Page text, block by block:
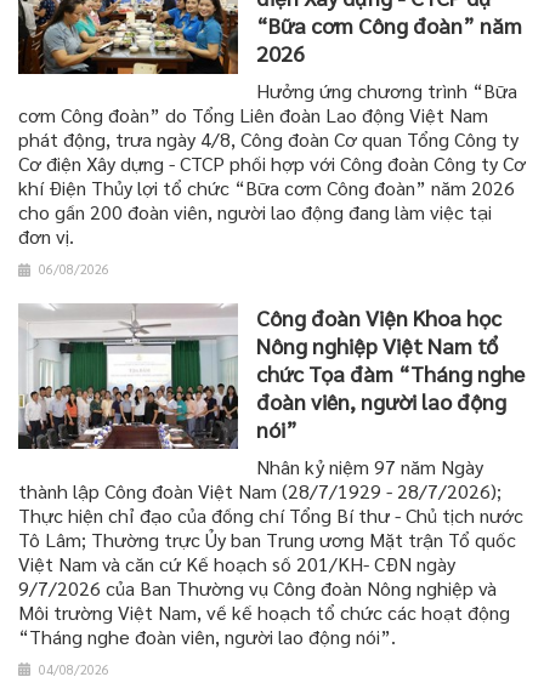
“Bữa cơm Công đoàn” năm
2026
Hưởng ứng chương trình “Bữa
cơm Công đoàn” do Tổng Liên đoàn Lao động Việt Nam
phát động, trưa ngày 4/8, Công đoàn Cơ quan Tổng Công ty
Cơ điện Xây dựng - CTCP phối hợp với Công đoàn Công ty Cơ
khí Điện Thủy lợi tổ chức “Bữa cơm Công đoàn” năm 2026
cho gần 200 đoàn viên, người lao động đang làm việc tại
đơn vị.
06/08/2026
Công đoàn Viện Khoa học
Nông nghiệp Việt Nam tổ
chức Tọa đàm “Tháng nghe
đoàn viên, người lao động
nói”
Nhân kỷ niệm 97 năm Ngày
thành lập Công đoàn Việt Nam (28/7/1929 - 28/7/2026);
Thực hiện chỉ đạo của đồng chí Tổng Bí thư - Chủ tịch nước
Tô Lâm; Thường trực Ủy ban Trung ương Mặt trận Tổ quốc
Việt Nam và căn cứ Kế hoạch số 201/KH- CĐN ngày
9/7/2026 của Ban Thường vụ Công đoàn Nông nghiệp và
Môi trường Việt Nam, về kế hoạch tổ chức các hoạt động
“Tháng nghe đoàn viên, người lao động nói”.
04/08/2026